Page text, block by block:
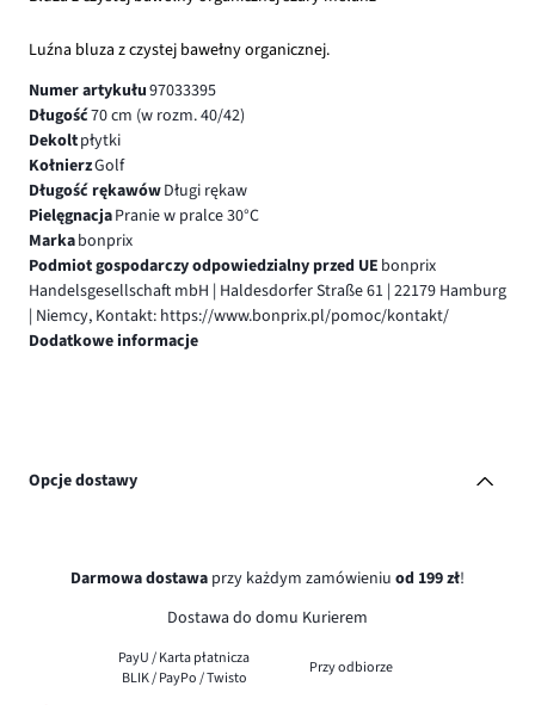
Luźna bluza z czystej bawełny organicznej.
Numer artykułu97033395
Długość70 cm (w rozm. 40/42)
Dekoltpłytki
KołnierzGolf
Długość rękawówDługi rękaw
PielęgnacjaPranie w pralce 30°C
Markabonprix
Podmiot gospodarczy odpowiedzialny przed UE bonprix
Handelsgesellschaft mbH | Haldesdorfer Straße 61 | 22179 Hamburg
| Niemcy, Kontakt: https://www.bonprix.pl/pomoc/kontakt/
Dodatkowe informacje
Opcje dostawy
Darmowa dostawa przy każdym zamówieniu od 199 zł!
Dostawa do domu Kurierem
PayU / Karta płatnicza
BLIK / PayPo / Twisto
Przy odbiorze